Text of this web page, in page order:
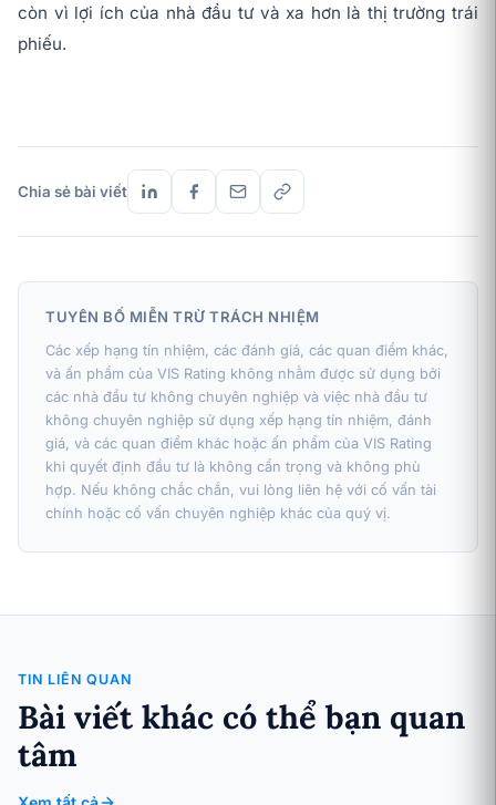
còn vì lợi ích của nhà đầu tư và xa hơn là thị trường trái
phiếu.
Chia sẻ bài viết
TUYÊN BỐ MIỄN TRỪ TRÁCH NHIỆM
Các xếp hạng tín nhiệm, các đánh giá, các quan điểm khác,
và ấn phẩm của VIS Rating không nhằm được sử dụng bởi
các nhà đầu tư không chuyên nghiệp và việc nhà đầu tư
không chuyên nghiệp sử dụng xếp hạng tín nhiệm, đánh
giá, và các quan điểm khác hoặc ấn phẩm của VIS Rating
khi quyết định đầu tư là không cẩn trọng và không phù
hợp. Nếu không chắc chắn, vui lòng liên hệ với cố vấn tài
chính hoặc cố vấn chuyên nghiệp khác của quý vị.
TIN LIÊN QUAN
Bài viết khác có thể bạn quan
tâm